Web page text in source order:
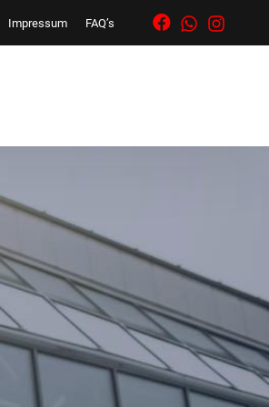
Impressum FAQ’s